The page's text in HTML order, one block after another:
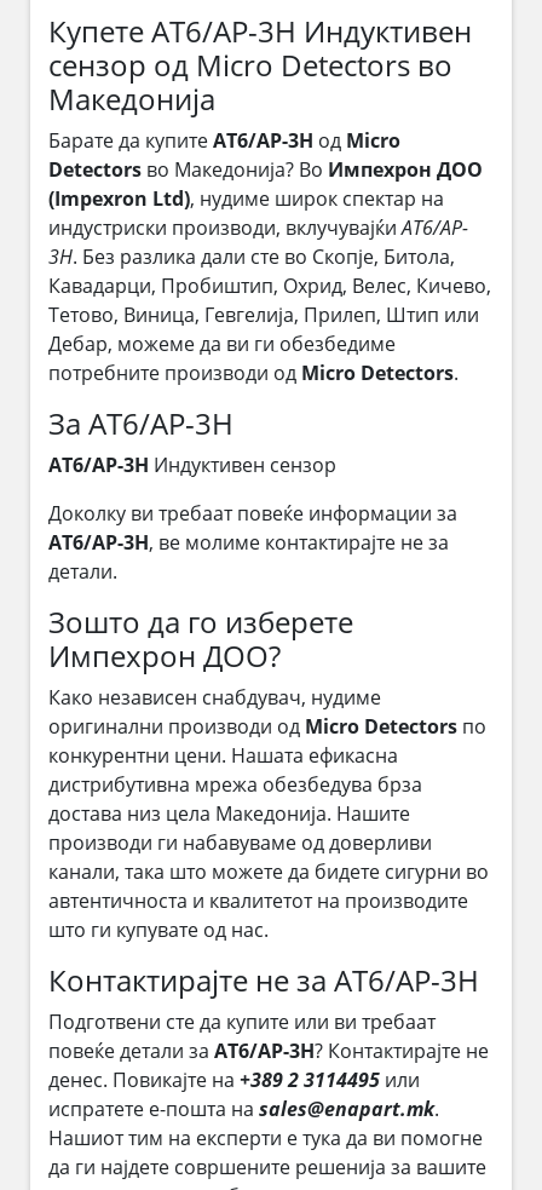
Купете AT6/AP-3H Индуктивен
сензор од Micro Detectors во
Македонија
Барате да купитеAT6/AP-3H од Micro
Detectors во Македонија? Во Импехрон ДОО
(Impexron Ltd), нудиме широк спектар на
индустриски производи, вклучувајќиAT6/AP-
3H. Без разлика дали сте во Скопје, Битола,
Кавадарци, Пробиштип, Охрид, Велес, Кичево,
Тетово, Виница, Гевгелија, Прилеп, Штип или
Дебар, можеме да ви ги обезбедиме
потребните производи од Micro Detectors.
За AT6/AP-3H
AT6/AP-3H Индуктивен сензор
Доколку ви требаат повеќе информации за
AT6/AP-3H, ве молиме контактирајте не за
детали.
Зошто да го изберете
Импехрон ДОО?
Како независен снабдувач, нудиме
оригинални производи од Micro Detectors по
конкурентни цени. Нашата ефикасна
дистрибутивна мрежа обезбедува брза
достава низ цела Македонија. Нашите
производи ги набавуваме од доверливи
канали, така што можете да бидете сигурни во
автентичноста и квалитетот на производите
што ги купувате од нас.
Контактирајте не за AT6/AP-3H
Подготвени сте да купите или ви требаат
повеќе детали за AT6/AP-3H? Контактирајте не
денес. Повикајте на +389 2 3114495 или
испратете е-пошта на sales@enapart.mk.
Нашиот тим на експерти е тука да ви помогне
да ги најдете совршените решенија за вашите